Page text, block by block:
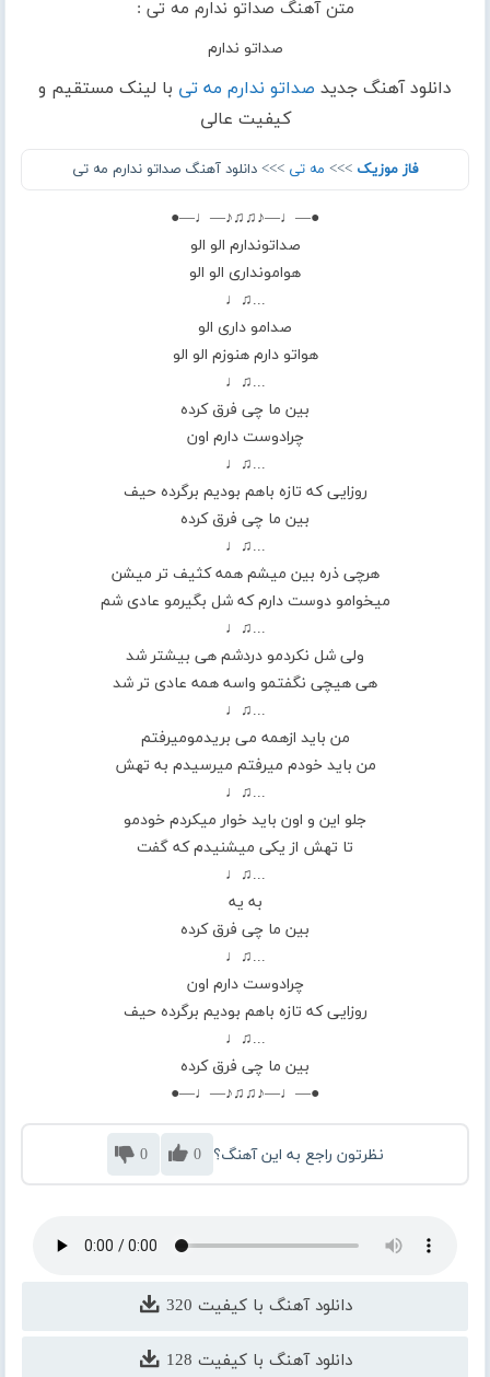
متن آهنگ صداتو ندارم مه تی :
صداتو ندارم
دانلود آهنگ جدید صداتو ندارم مه تی با لینک مستقیم و
کیفیت عالی
فاز موزیک >>> مه تی >>> دانلود آهنگ صداتو ندارم مه تی
●—♩—♪♫♫♪—♩—●
صداتو‌ندارم الو الو
هوامونداری الو الو
...♫♩
صدامو داری الو
هواتو دارم هنوزم الو الو
...♫♩
بین ما چی فرق کرده
چرادوست دارم اون
...♫♩
روزایی که تازه باهم بودیم برگرده حیف
بین ما چی فرق کرده
...♫♩
هرچی ذره بین میشم همه کثیف تر میشن
میخوامو دوست دارم که شل بگیرمو عادی شم
...♫♩
ولی شل نکردمو دردشم هی بیشتر شد
هی هیچی نگفتمو واسه همه عادی تر شد
...♫♩
من باید ازهمه می بریدمومیرفتم
من باید خودم میرفتم میرسیدم به تهش
...♫♩
جلو این و اون باید خوار میکردم خودمو
تا تهش از یکی میشنیدم که گفت
...♫♩
به یه
بین ما چی فرق کرده
...♫♩
چرادوست دارم اون
روزایی که تازه باهم بودیم برگرده حیف
...♫♩
بین ما چی فرق کرده
●—♩—♪♫♫♪—♩—●
نظرتون راجع به این آهنگ؟ 0
0
دانلود آهنگ با کیفیت 320
دانلود آهنگ با کیفیت 128